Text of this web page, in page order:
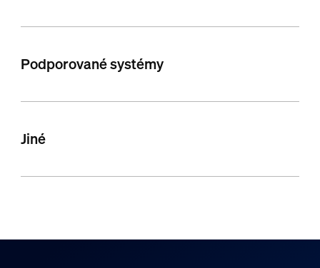
Podporované systémy
Jiné